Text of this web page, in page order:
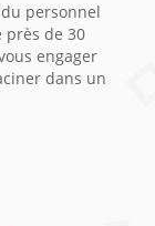
personnel
de 30
engager
dans un